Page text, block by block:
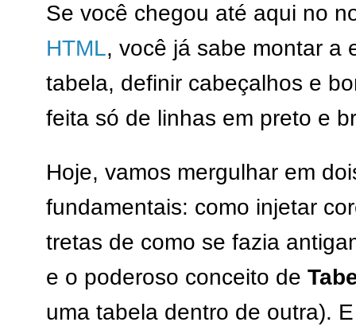
Se você chegou até aqui no
HTML, você já sabe montar a
tabela, definir cabeçalhos e
feita só de linhas em preto e
Hoje, vamos mergulhar em
fundamentais: como injetar
tretas de como se fazia
e o poderoso conceito de
uma tabela dentro de outra).